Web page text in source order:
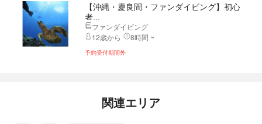
【沖縄・慶良間・ファンダイビング】初心
者...
ファンダイビング
12歳から
8時間 ~
予約受付期間外
関連エリア